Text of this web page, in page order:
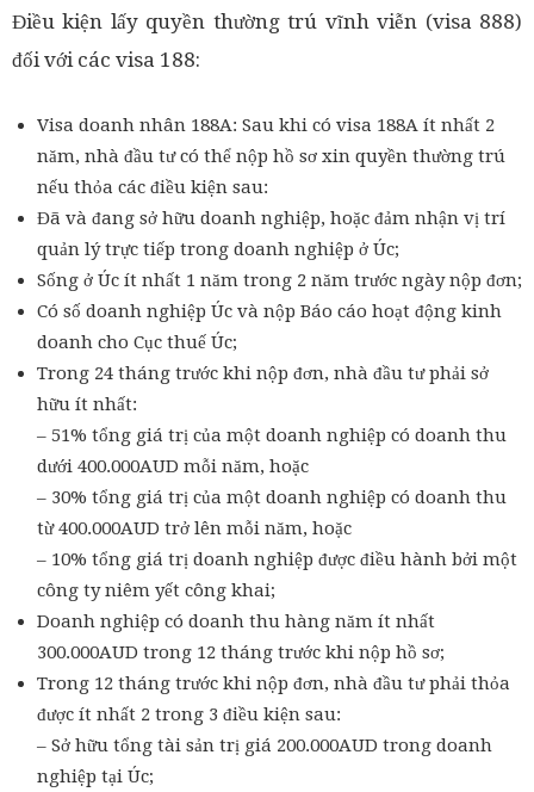
Điều kiện lấy quyền thường trú vĩnh viễn (visa 888)
đối với các visa 188:
Visa doanh nhân 188A: Sau khi có visa 188A ít nhất 2
năm, nhà đầu tư có thể nộp hồ sơ xin quyền thường trú
nếu thỏa các điều kiện sau:
Đã và đang sở hữu doanh nghiệp, hoặc đảm nhận vị trí
quản lý trực tiếp trong doanh nghiệp ở Úc;
Sống ở Úc ít nhất 1 năm trong 2 năm trước ngày nộp đơn;
Có số doanh nghiệp Úc và nộp Báo cáo hoạt động kinh
doanh cho Cục thuế Úc;
Trong 24 tháng trước khi nộp đơn, nhà đầu tư phải sở
hữu ít nhất:
– 51% tổng giá trị của một doanh nghiệp có doanh thu
dưới 400.000AUD mỗi năm, hoặc
– 30% tổng giá trị của một doanh nghiệp có doanh thu
từ 400.000AUD trở lên mỗi năm, hoặc
– 10% tổng giá trị doanh nghiệp được điều hành bởi một
công ty niêm yết công khai;
Doanh nghiệp có doanh thu hàng năm ít nhất
300.000AUD trong 12 tháng trước khi nộp hồ sơ;
Trong 12 tháng trước khi nộp đơn, nhà đầu tư phải thỏa
được ít nhất 2 trong 3 điều kiện sau:
– Sở hữu tổng tài sản trị giá 200.000AUD trong doanh
nghiệp tại Úc;